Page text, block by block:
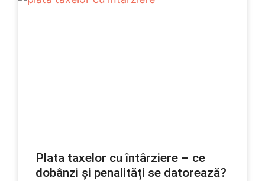
Plata taxelor cu întârziere – ce
dobânzi și penalități se datorează?